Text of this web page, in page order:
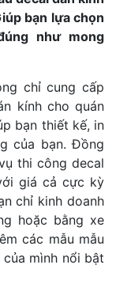
bạn lựa chọn
như mong
chỉ cung cấp
kính cho quán
bạn thiết kế, in
của bạn. Đồng
thi công decal
giá cả cực kỳ
chỉ kinh doanh
hoặc bằng xe
các mẫu mẫu
mình nổi bật